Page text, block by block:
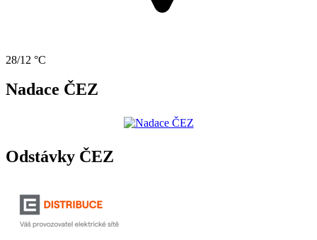
28/12 °C
Nadace ČEZ
Odstávky ČEZ